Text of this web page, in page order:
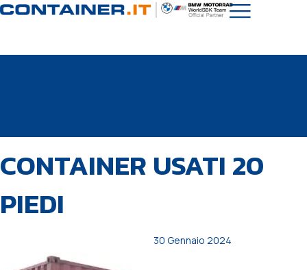
IN:
CONTAINER USATI 20
PIEDI
il:
30 Gennaio 2024